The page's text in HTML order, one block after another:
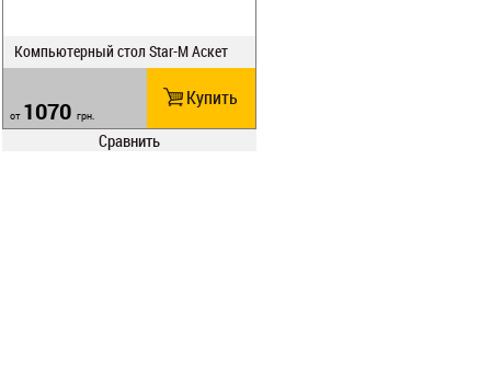
Компьютерный стол Star-M Аскет
от 1070 грн.
Купить
Сравнить